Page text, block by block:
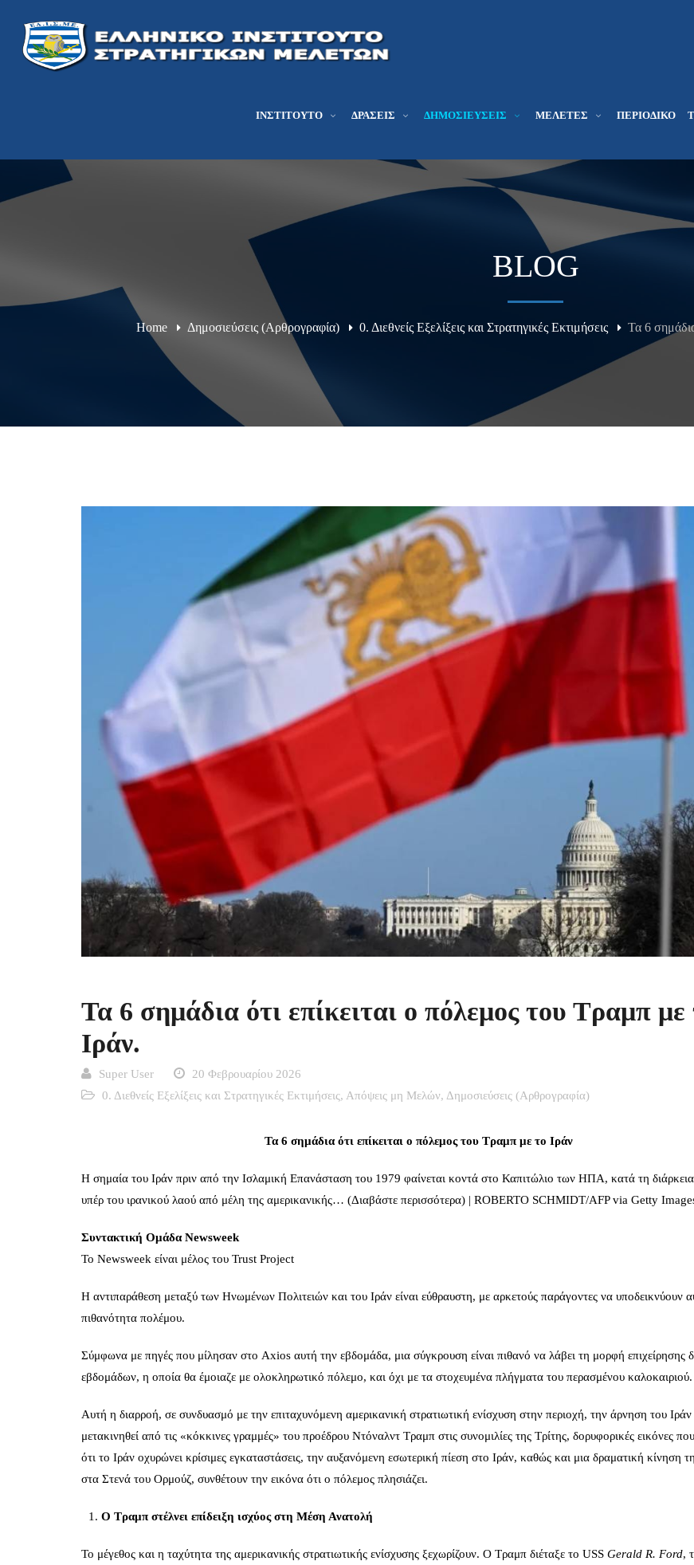
ΙΝΣΤΙΤΟΎΤΟ ΔΡΆΣΕΙΣ ΔΗΜΟΣΙΕΎΣΕΙΣ ΜΕΛΕΤΕΣ ΠΕΡΙΟΔΙΚΌ
BLOG
Home Δημοσιεύσεις (Αρθρογραφία) 0. Διεθνείς Εξελίξεις και Στρατηγικές Εκτιμήσεις Τα 6
Τα 6 σημάδια ότι επίκειται ο πόλεμος του Τραμπ με
Ιράν.
Super User
20 Φεβρουαρίου 2026
0. Διεθνείς Εξελίξεις και Στρατηγικές Εκτιμήσεις, Απόψεις μη Μελών, Δημοσιεύσεις (Αρθρογραφία)
Τα 6 σημάδια ότι επίκειται ο πόλεμος του Τραμπ με το Ιράν
Η σημαία του Ιράν πριν από την Ισλαμική Επανάσταση του 1979 φαίνεται κοντά στο Καπιτώλιο των ΗΠΑ, κατά τη διάρκεια
υπέρ του ιρανικού λαού από μέλη της αμερικανικής… (Διαβάστε περισσότερα) | ROBERTO SCHMIDT/AFP via Getty
Συντακτική Ομάδα Newsweek
Το Newsweek είναι μέλος του Trust Project
Η αντιπαράθεση μεταξύ των Ηνωμένων Πολιτειών και του Ιράν είναι εύθραυστη, με αρκετούς παράγοντες να υποδεικνύουν
πιθανότητα πολέμου.
Σύμφωνα με πηγές που μίλησαν στο Axios αυτή την εβδομάδα, μια σύγκρουση είναι πιθανό να λάβει τη μορφή επιχείρησης
εβδομάδων, η οποία θα έμοιαζε με ολοκληρωτικό πόλεμο, και όχι με τα στοχευμένα πλήγματα του περασμένου καλοκαιριού.
Αυτή η διαρροή, σε συνδυασμό με την επιταχυνόμενη αμερικανική στρατιωτική ενίσχυση στην περιοχή, την άρνηση του
μετακινηθεί από τις «κόκκινες γραμμές» του προέδρου Ντόναλντ Τραμπ στις συνομιλίες της Τρίτης, δορυφορικές εικόνες
ότι το Ιράν οχυρώνει κρίσιμες εγκαταστάσεις, την αυξανόμενη εσωτερική πίεση στο Ιράν, καθώς και μια δραματική κίνηση
στα Στενά του Ορμούζ, συνθέτουν την εικόνα ότι ο πόλεμος πλησιάζει.
Ο Τραμπ στέλνει επίδειξη ισχύος στη Μέση Ανατολή
Το μέγεθος και η ταχύτητα της αμερικανικής στρατιωτικής ενίσχυσης ξεχωρίζουν. Ο Τραμπ διέταξε το USS Gerald R. Ford,